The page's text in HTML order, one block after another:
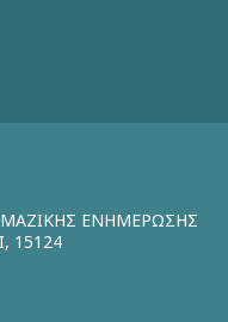
ΕΝΗΜΕΡΩΣΗΣ
15124